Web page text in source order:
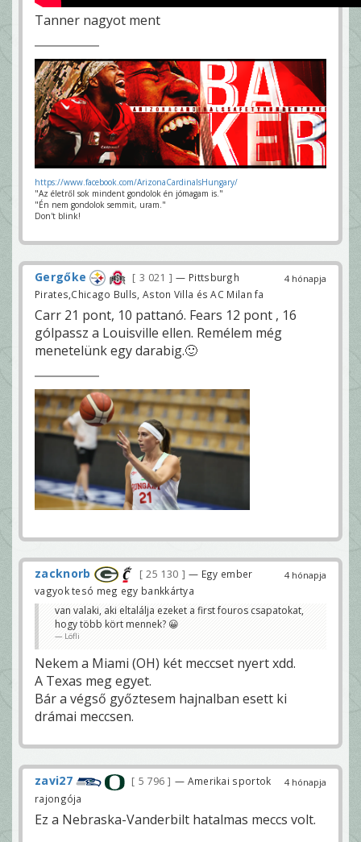
Tanner nagyot ment
https://www.facebook.com/ArizonaCardinalsHungary/
"Az életről sok mindent gondolok én jómagam is."
"Én nem gondolok semmit, uram."
Don't blink!
4 hónapja
Gergőke 3 021
— Pittsburgh
Pirates,Chicago Bulls, Aston Villa és AC Milan fa
Carr 21 pont, 10 pattanó. Fears 12 pont , 16
gólpassz a Louisville ellen. Remélem még
menetelünk egy darabig.🙂
4 hónapja
zacknorb 25 130
— Egy ember
vagyok tesó meg egy bankkártya
van valaki, aki eltalálja ezeket a first fouros csapatokat,
hogy több kört mennek? 😀
Löfli
Nekem a Miami (OH) két meccset nyert xdd.
A Texas meg egyet.
Bár a végső győztesem hajnalban esett ki
drámai meccsen.
4 hónapja
zavi27 5 796
— Amerikai sportok
rajongója
Ez a Nebraska-Vanderbilt hatalmas meccs volt.